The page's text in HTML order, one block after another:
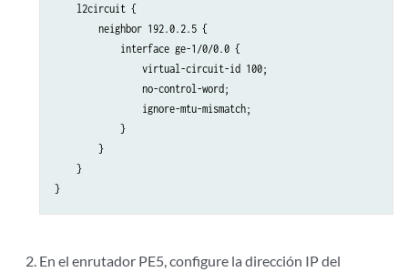
    l2circuit {
        neighbor 192.0.2.5 {
            interface ge-1/0/0.0 {
                virtual-circuit-id 100;
                no-control-word;
                ignore-mtu-mismatch;
            }
        }
    }
En el enrutador PE5, configure la dirección IP del